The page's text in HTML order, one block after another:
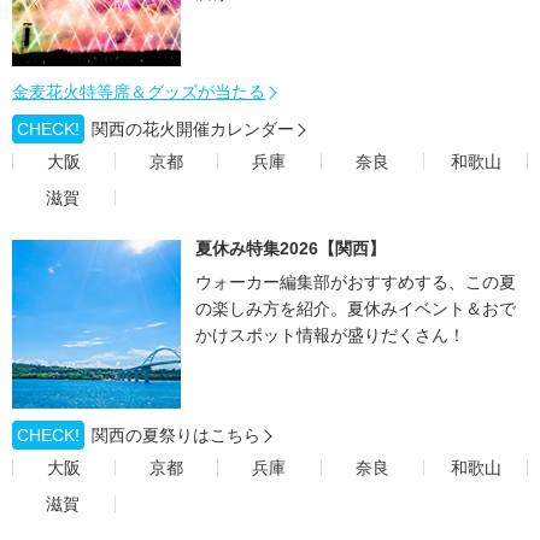
金麦花火特等席＆グッズが当たる
CHECK!
関西の花火開催カレンダー
大阪
京都 兵庫 奈良
和歌山
滋賀
夏休み特集2026【関西】
ウォーカー編集部がおすすめする、この夏
の楽しみ方を紹介。夏休みイベント＆おで
かけスポット情報が盛りだくさん！
CHECK!
関西の夏祭りはこちら
大阪
京都 兵庫 奈良
和歌山
滋賀